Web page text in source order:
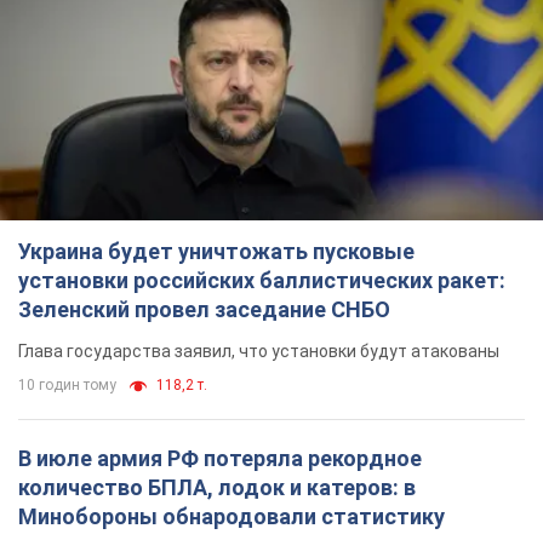
Украина будет уничтожать пусковые
установки российских баллистических ракет:
Зеленский провел заседание СНБО
Глава государства заявил, что установки будут атакованы
10 годин тому 118,2 т.
В июле армия РФ потеряла рекордное
количество БПЛА, лодок и катеров: в
Минобороны обнародовали статистику